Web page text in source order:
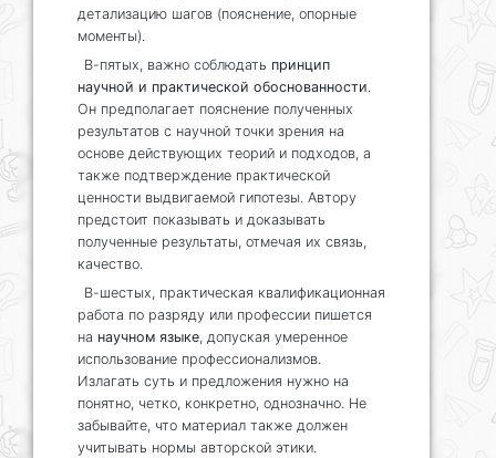
детализацию шагов (пояснение, опорные
моменты).
В-пятых, важно соблюдать принцип
научной и практической обоснованности.
Он предполагает пояснение полученных
результатов с научной точки зрения на
основе действующих теорий и подходов, а
также подтверждение практической
ценности выдвигаемой гипотезы. Автору
предстоит показывать и доказывать
полученные результаты, отмечая их связь,
качество.
В-шестых, практическая квалификационная
работа по разряду или профессии пишется
на научном языке, допуская умеренное
использование профессионализмов.
Излагать суть и предложения нужно на
понятно, четко, конкретно, однозначно. Не
забывайте, что материал также должен
учитывать нормы авторской этики.